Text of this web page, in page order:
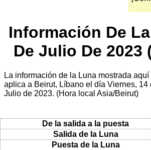
Información De
De Julio De 2023
La información de la Luna mostrada aquí
aplica a Beirut, Líbano el día Viernes, 14
Julio de 2023. (Hora local Asia/Beirut)
De la salida a la puesta
Salida de la Luna
Puesta de la Luna